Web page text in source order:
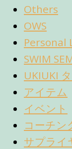
Others
OWS
Personal
SWIM
UKIUKI
アイテム
イベント
コーチン
サプライ